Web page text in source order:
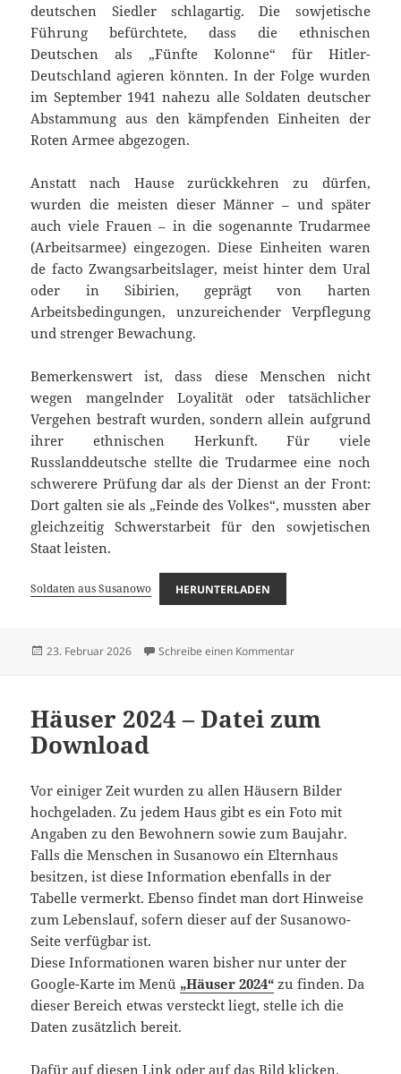
deutschen Siedler schlagartig. Die sowjetische
Führung befürchtete, dass die ethnischen
Deutschen als „Fünfte Kolonne“ für Hitler-
Deutschland agieren könnten. In der Folge wurden
im September 1941 nahezu alle Soldaten deutscher
Abstammung aus den kämpfenden Einheiten der
Roten Armee abgezogen.
Anstatt nach Hause zurückkehren zu dürfen,
wurden die meisten dieser Männer – und später
auch viele Frauen – in die sogenannte Trudarmee
(Arbeitsarmee) eingezogen. Diese Einheiten waren
de facto Zwangsarbeitslager, meist hinter dem Ural
oder in Sibirien, geprägt von harten
Arbeitsbedingungen, unzureichender Verpflegung
und strenger Bewachung.
Bemerkenswert ist, dass diese Menschen nicht
wegen mangelnder Loyalität oder tatsächlicher
Vergehen bestraft wurden, sondern allein aufgrund
ihrer ethnischen Herkunft. Für viele
Russlanddeutsche stellte die Trudarmee eine noch
schwerere Prüfung dar als der Dienst an der Front:
Dort galten sie als „Feinde des Volkes“, mussten aber
gleichzeitig Schwerstarbeit für den sowjetischen
Staat leisten.
Soldaten aus Susanowo HERUNTERLADEN
Veröffentlicht
23. Februar 2026 Schreibe einen Kommentarzu Soldaten aus
Häuser 2024 – Datei zum
Download
Vor einiger Zeit wurden zu allen Häusern Bilder
hochgeladen. Zu jedem Haus gibt es ein Foto mit
Angaben zu den Bewohnern sowie zum Baujahr.
Falls die Menschen in Susanowo ein Elternhaus
besitzen, ist diese Information ebenfalls in der
Tabelle vermerkt. Ebenso findet man dort Hinweise
zum Lebenslauf, sofern dieser auf der Susanowo-
Seite verfügbar ist.
Diese Informationen waren bisher nur unter der
Google-Karte im Menü „Häuser 2024“ zu finden. Da
dieser Bereich etwas versteckt liegt, stelle ich die
Daten zusätzlich bereit.
Dafür auf diesen Link oder auf das Bild klicken.